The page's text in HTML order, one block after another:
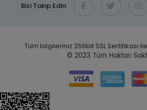
Bizi Takip Edin
Tüm bilgileriniz 256bit SSL Sertifikası
© 2023 Tüm Hakları